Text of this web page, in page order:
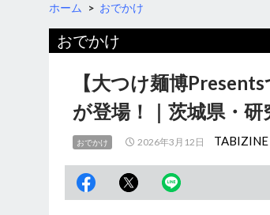
ホーム > おでかけ
おでかけ
【大つけ麺博
が登場！｜茨城県・研
おでかけ 2026年3月12日 TABIZINE